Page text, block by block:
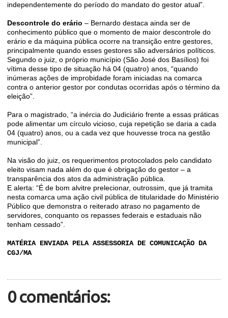
independentemente do período do mandato do gestor atual”.
Descontrole do erário – Bernardo destaca ainda ser de
conhecimento público que o momento de maior descontrole do
erário e da máquina pública ocorre na transição entre gestores,
principalmente quando esses gestores são adversários políticos.
Segundo o juiz, o próprio município (São José dos Basílios) foi
vítima desse tipo de situação há 04 (quatro) anos, “quando
inúmeras ações de improbidade foram iniciadas na comarca
contra o anterior gestor por condutas ocorridas após o término da
eleição”.
Para o magistrado, “a inércia do Judiciário frente a essas práticas
pode alimentar um círculo vicioso, cuja repetição se daria a cada
04 (quatro) anos, ou a cada vez que houvesse troca na gestão
municipal”.
Na visão do juiz, os requerimentos protocolados pelo candidato
eleito visam nada além do que é obrigação do gestor – a
transparência dos atos da administração pública.
E alerta: “É de bom alvitre prelecionar, outrossim, que já tramita
nesta comarca uma ação civil pública de titularidade do Ministério
Público que demonstra o reiterado atraso no pagamento de
servidores, conquanto os repasses federais e estaduais não
tenham cessado”.
MATÉRIA ENVIADA PELA ASSESSORIA DE COMUNICAÇÃO DA
CGJ/MA
0 comentários: